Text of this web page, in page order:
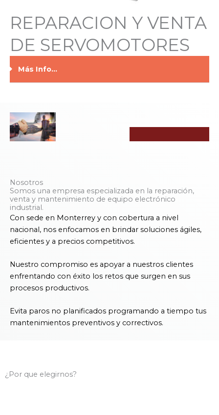
REPARACION Y VENTA
DE SERVOMOTORES
Más Info...
Nosotros
Somos una empresa especializada en la reparación,
venta y mantenimiento de equipo electrónico
industrial.
Con sede en Monterrey y con cobertura a nivel
nacional, nos enfocamos en brindar soluciones ágiles,
eficientes y a precios competitivos.
Nuestro compromiso es apoyar a nuestros clientes
enfrentando con éxito los retos que surgen en sus
procesos productivos.
Evita paros no planificados programando a tiempo tus
mantenimientos preventivos y correctivos.
¿Por que elegirnos?